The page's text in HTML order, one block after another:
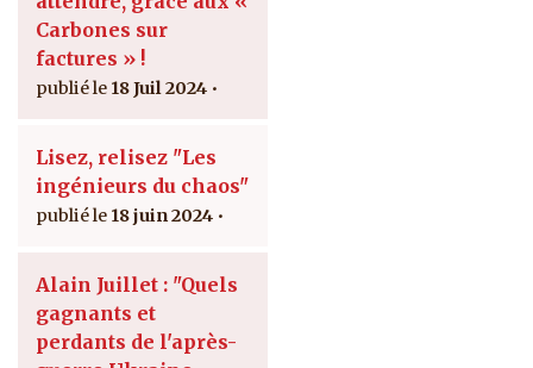
Carbones sur
factures » !
18 Juil 2024
Lisez, relisez "Les
ingénieurs du chaos"
18 juin 2024
Alain Juillet : "Quels
gagnants et
perdants de l'après-